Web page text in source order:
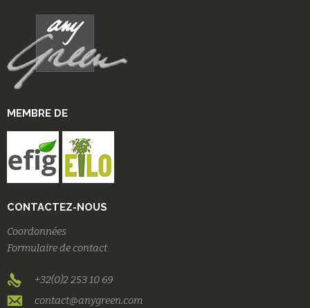
MEMBRE DE
CONTACTEZ-NOUS
Coordonnées
Formulaire de contact
+32(0)2 253 10 69
contact@anygreen.com